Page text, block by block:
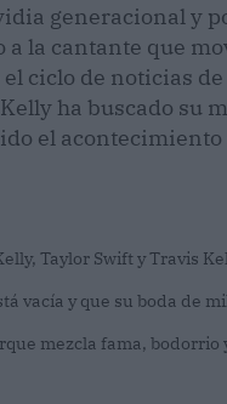
generacional y
la cantante que
ciclo de noticias
ha buscado su
el acontecimiento
Taylor Swift y Travis
vacía y que su boda de
mezcla fama, bodorrio